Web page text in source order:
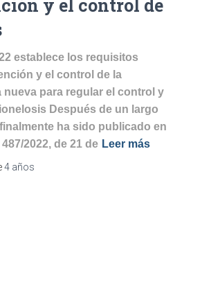
y el control de
establece los requisitos
y el control de la
nueva para regular el control y
Después de un largo
ha sido publicado en
2022, de 21 de Leer más
4 años